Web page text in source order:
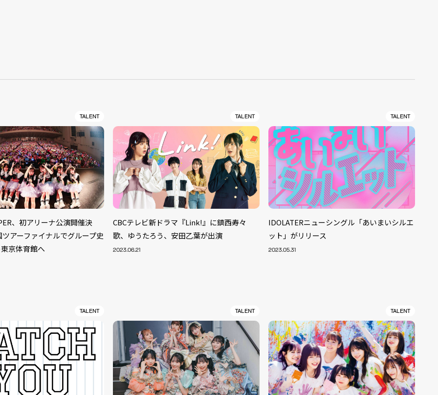
TALENT
、初アリーナ公演開催決
アーファイナルでグループ史
京体育館へ
TALENT
CBCテレビ新ドラマ『Link!』に鎮西寿々
歌、ゆうたろう、安田乙葉が出演
2023.06.21
TALENT
IDOLATERニューシングル「あいまいシルエ
ット」がリリース
2023.05.31
TALENT TALENT TALENT